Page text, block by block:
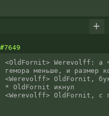
+
#7649
<OldFornit> Werevolff: а
гемора меньше, и размер
<Werevolff> OldFornit,
* OldFornit икнул
<Werevolff> OldFornit, с